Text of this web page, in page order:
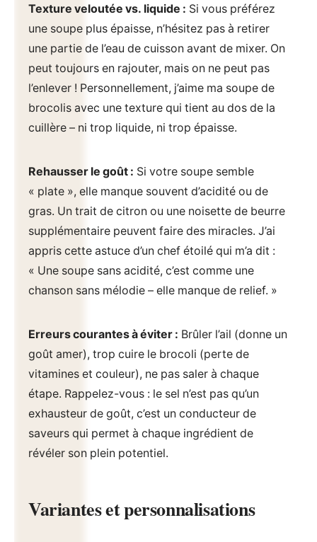
Texture veloutée vs. liquide : Si vous préférez
une soupe plus épaisse, n’hésitez pas à retirer
une partie de l’eau de cuisson avant de mixer. On
peut toujours en rajouter, mais on ne peut pas
l’enlever ! Personnellement, j’aime ma soupe de
brocolis avec une texture qui tient au dos de la
cuillère – ni trop liquide, ni trop épaisse.
Rehausser le goût : Si votre soupe semble
« plate », elle manque souvent d’acidité ou de
gras. Un trait de citron ou une noisette de beurre
supplémentaire peuvent faire des miracles. J’ai
appris cette astuce d’un chef étoilé qui m’a dit :
« Une soupe sans acidité, c’est comme une
chanson sans mélodie – elle manque de relief. »
Erreurs courantes à éviter : Brûler l’ail (donne un
goût amer), trop cuire le brocoli (perte de
vitamines et couleur), ne pas saler à chaque
étape. Rappelez-vous : le sel n’est pas qu’un
exhausteur de goût, c’est un conducteur de
saveurs qui permet à chaque ingrédient de
révéler son plein potentiel.
Variantes et personnalisations